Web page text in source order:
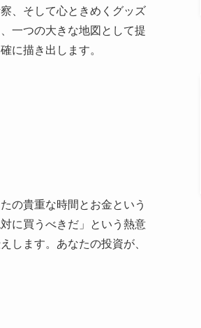
、そして心ときめくグッズ
一つの大きな地図として提
に描き出します。
の貴重な時間とお金という
に買うべきだ」という熱意
します。あなたの投資が、